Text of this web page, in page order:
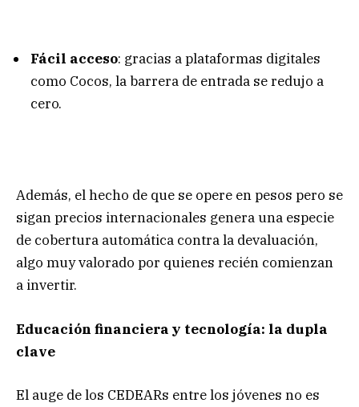
Fácil acceso: gracias a plataformas digitales
como Cocos, la barrera de entrada se redujo a
cero.
Además, el hecho de que se opere en pesos pero se
sigan precios internacionales genera una especie
de cobertura automática contra la devaluación,
algo muy valorado por quienes recién comienzan
a invertir.
Educación financiera y tecnología: la dupla
clave
El auge de los CEDEARs entre los jóvenes no es